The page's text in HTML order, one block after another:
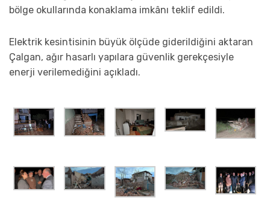
bölge okullarında konaklama imkânı teklif edildi.
Elektrik kesintisinin büyük ölçüde giderildiğini aktaran
Çalgan, ağır hasarlı yapılara güvenlik gerekçesiyle
enerji verilemediğini açıkladı.